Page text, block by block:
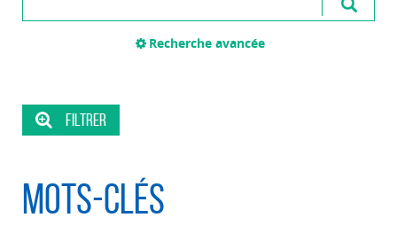
Recherche avancée
Mots-clés